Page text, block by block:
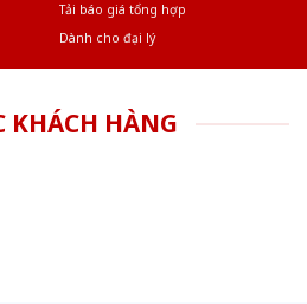
Tải báo giá tổng hợp
Dành cho đại lý
KHÁCH HÀNG